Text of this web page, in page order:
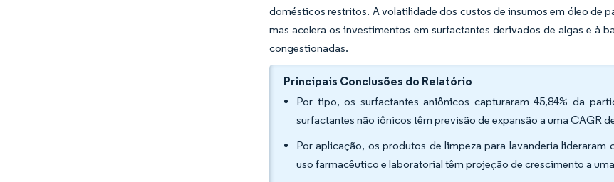
domésticos restritos. A volatilidade dos custos de insumos em óleo de
mas acelera os investimentos em surfactantes derivados de algas e à
congestionadas.
Principais Conclusões do Relatório
Por tipo, os surfactantes aniônicos capturaram 45,84% da
surfactantes não iônicos têm previsão de expansão a uma CAGR
Por aplicação, os produtos de limpeza para lavanderia
uso farmacêutico e laboratorial têm projeção de crescimento a